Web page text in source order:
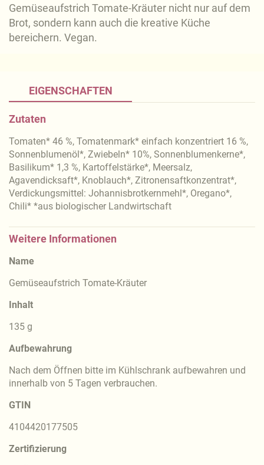
Gemüseaufstrich Tomate-Kräuter nicht nur auf dem
Brot, sondern kann auch die kreative Küche
bereichern. Vegan.
EIGENSCHAFTEN
Zutaten
Tomaten* 46 %, Tomatenmark* einfach konzentriert 16 %,
Sonnenblumenöl*, Zwiebeln* 10%, Sonnenblumenkerne*,
Basilikum* 1,3 %, Kartoffelstärke*, Meersalz,
Agavendicksaft*, Knoblauch*, Zitronensaftkonzentrat*,
Verdickungsmittel: Johannisbrotkernmehl*, Oregano*,
Chili* *aus biologischer Landwirtschaft
Weitere Informationen
Name
Gemüseaufstrich Tomate-Kräuter
Inhalt
135 g
Aufbewahrung
Nach dem Öffnen bitte im Kühlschrank aufbewahren und
innerhalb von 5 Tagen verbrauchen.
GTIN
4104420177505
Zertifizierung